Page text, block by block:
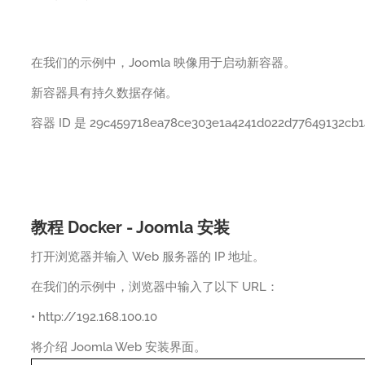
在我们的示例中，Joomla 映像用于启动新容器。
新容器具有持久数据存储。
容器 ID 是
教程 Docker - Joomla 安装
打开浏览器并输入 Web 服务器的 IP 地址。
在我们的示例中，浏览器中输入了以下 URL：
• http://192.168.100.10
将介绍 Joomla Web 安装界面。